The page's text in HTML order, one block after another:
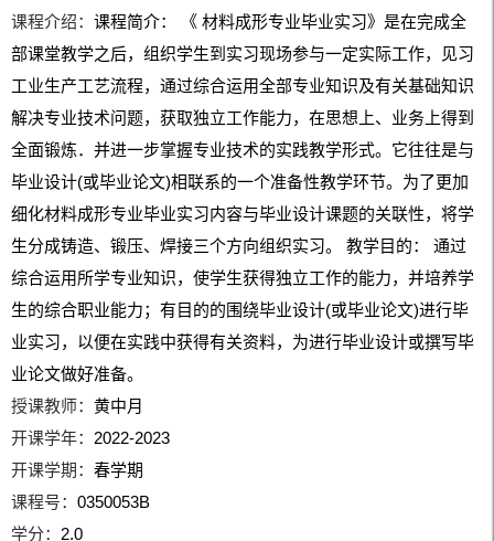
课程介绍：课程简介： 《 材料成形专业毕业实习》是在完成全
部课堂教学之后，组织学生到实习现场参与一定实际工作，见习
工业生产工艺流程，通过综合运用全部专业知识及有关基础知识
解决专业技术问题，获取独立工作能力，在思想上、业务上得到
全面锻炼．并进一步掌握专业技术的实践教学形式。它往往是与
毕业设计(或毕业论文)相联系的一个准备性教学环节。为了更加
细化材料成形专业毕业实习内容与毕业设计课题的关联性，将学
生分成铸造、锻压、焊接三个方向组织实习。 教学目的： 通过
综合运用所学专业知识，使学生获得独立工作的能力，并培养学
生的综合职业能力；有目的的围绕毕业设计(或毕业论文)进行毕
业实习，以便在实践中获得有关资料，为进行毕业设计或撰写毕
业论文做好准备。
授课教师：黄中月
开课学年： 2022-2023
开课学期：春学期
课程号：0350053B
学分： 2.0